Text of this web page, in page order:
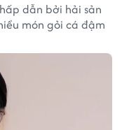
dẫn bởi hải sản
món gỏi cá đậm